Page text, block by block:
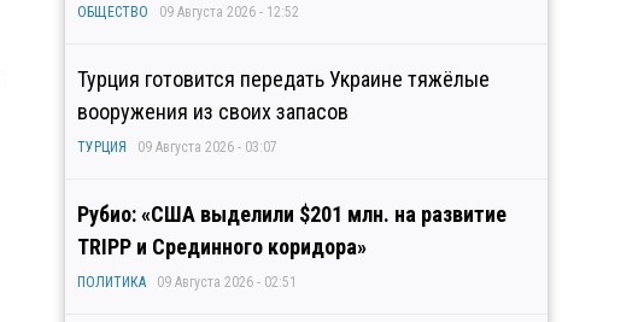
ОБЩЕСТВО 09 Августа 2026 - 12:52
Турция готовится передать Украине тяжёлые
вооружения из своих запасов
ТУРЦИЯ 09 Августа 2026 - 03:07
Рубио: «США выделили $201 млн. на развитие
TRIPP и Срединного коридора»
ПОЛИТИКА 09 Августа 2026 - 02:51